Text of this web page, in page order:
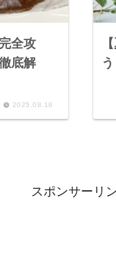
全攻
底解
2025.08.18
スポンサーリ